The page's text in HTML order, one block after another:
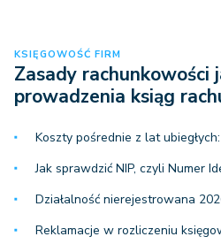
KSIĘGOWOŚĆ FIRM
Zasady rachunkowości
prowadzenia ksiąg
Koszty pośrednie z lat
Jak sprawdzić NIP, czyli Numer
Działalność nierejestrowana
Reklamacje w rozliczeniu